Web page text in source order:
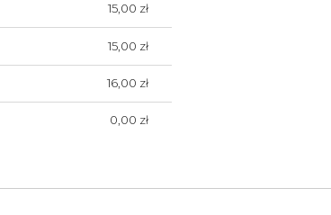
15,00 zł
15,00 zł
16,00 zł
0,00 zł